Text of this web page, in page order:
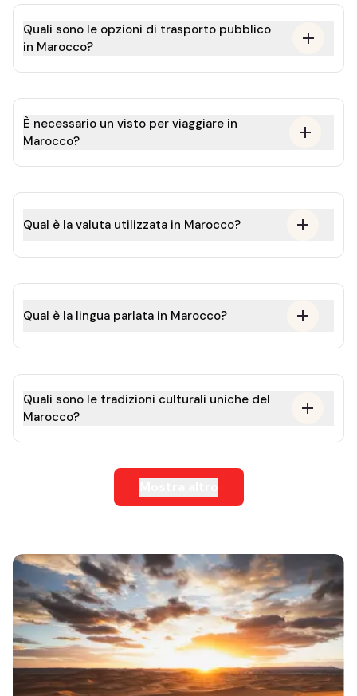
Quali sono le opzioni di trasporto pubblico
in Marocco?
È necessario un visto per viaggiare in
Marocco?
Qual è la valuta utilizzata in Marocco?
Qual è la lingua parlata in Marocco?
Quali sono le tradizioni culturali uniche del
Marocco?